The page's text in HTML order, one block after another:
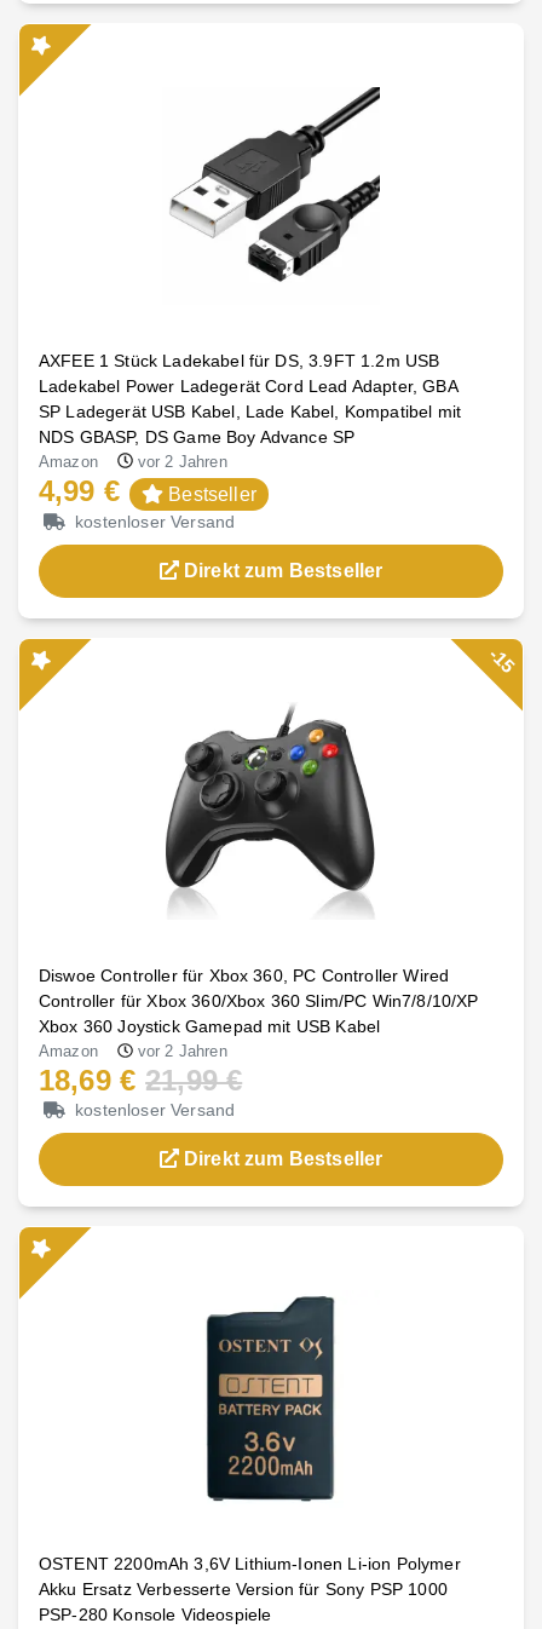
AXFEE 1 Stück Ladekabel für DS, 3.9FT 1.2m USB
Ladekabel Power Ladegerät Cord Lead Adapter, GBA
SP Ladegerät USB Kabel, Lade Kabel, Kompatibel mit
NDS GBASP, DS Game Boy Advance SP
Amazon vor 2 Jahren
4,99 € Bestseller
kostenloser Versand
Direkt zum Bestseller
Diswoe Controller für Xbox 360, PC Controller Wired
Controller für Xbox 360/Xbox 360 Slim/PC Win7/8/10/XP
Xbox 360 Joystick Gamepad mit USB Kabel
Amazon vor 2 Jahren
18,69 € 21,99 €
kostenloser Versand
Direkt zum Bestseller
-15
OSTENT 2200mAh 3,6V Lithium-Ionen Li-ion Polymer
Akku Ersatz Verbesserte Version für Sony PSP 1000
PSP-280 Konsole Videospiele